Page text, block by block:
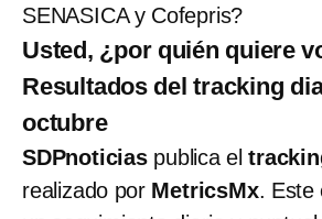
SENASICA y Cofepris?
Usted, ¿por quién quiere
Resultados del tracking
octubre
SDPnoticiaspublica el
realizado por MetricsMx. Este